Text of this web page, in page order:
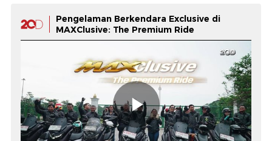
Pengelaman Berkendara Exclusive di
MAXClusive: The Premium Ride